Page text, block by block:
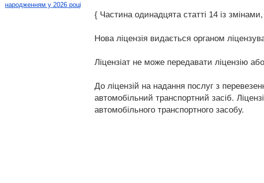
{ Частина одинадцята статті 14 із
Нова ліцензія видається органом
Ліцензіат не може передавати ліцензію
До ліцензій на надання послуг з
автомобільний транспортний засіб.
автомобільного транспортного засобу.
народженням у 2026 році